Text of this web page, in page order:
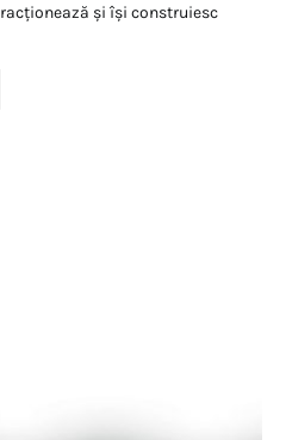
și își construiesc